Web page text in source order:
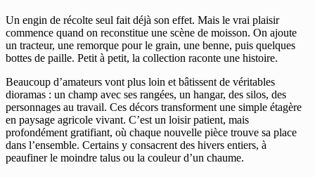
Un engin de récolte seul fait déjà son effet. Mais le vrai plaisir
commence quand on reconstitue une scène de moisson. On ajoute
un tracteur, une remorque pour le grain, une benne, puis quelques
bottes de paille. Petit à petit, la collection raconte une histoire.
Beaucoup d’amateurs vont plus loin et bâtissent de véritables
dioramas : un champ avec ses rangées, un hangar, des silos, des
personnages au travail. Ces décors transforment une simple étagère
en paysage agricole vivant. C’est un loisir patient, mais
profondément gratifiant, où chaque nouvelle pièce trouve sa place
dans l’ensemble. Certains y consacrent des hivers entiers, à
peaufiner le moindre talus ou la couleur d’un chaume.